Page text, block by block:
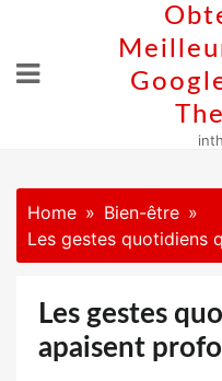
content
Home
Bien-être
Les gestes quotidiens
Les gestes
apaisent